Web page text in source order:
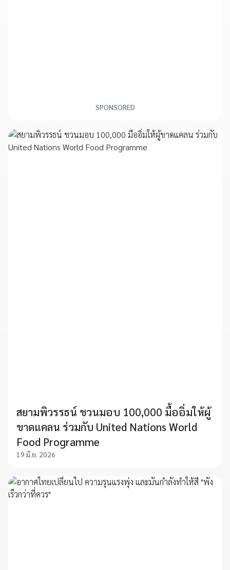
SPONSORED
สยามพิวรรธน์ ชวนมอบ 100,000 มื้ออิ่มให้ผู้
ขาดแคลน ร่วมกับ United Nations World
Food Programme
19 มิ.ย. 2026